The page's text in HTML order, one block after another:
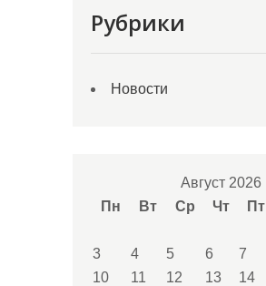
Рубрики
Новости
Август 2026
Пн
Вт Ср Чт Пт
3
4 5 6 7
10
11 12 13 14